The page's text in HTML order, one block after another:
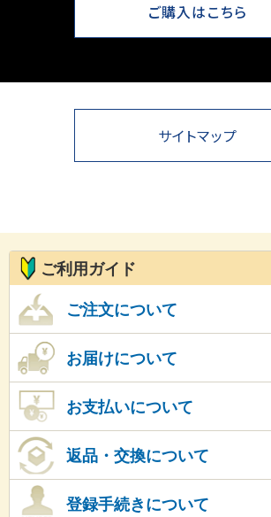
ご購入はこちら
サイトマップ
ご利用ガイド
ご注文について
お届けについて
お支払いについて
返品・交換について
登録手続きについて